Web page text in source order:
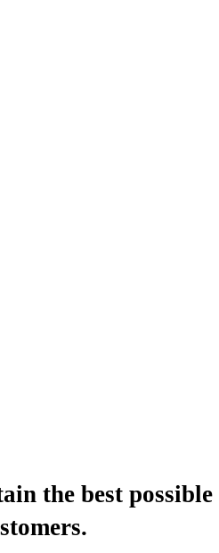
the best possible